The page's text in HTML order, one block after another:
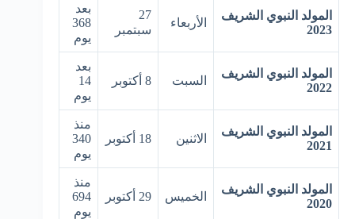
المولد النبوي الشريف
2023
الأربعاء
27
سبتمبر
بعد
368
يوم
المولد النبوي الشريف
2022
السبت 8 أكتوبر
بعد
14
يوم
المولد النبوي الشريف
2021
الاثنين 18 أكتوبر
منذ
340
يوم
المولد النبوي الشريف
2020
الخميس 29 أكتوبر
منذ
694
يوم